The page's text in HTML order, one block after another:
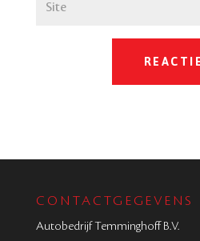
CONTACTGEGEVENS
Autobedrijf Temminghoff B.V.